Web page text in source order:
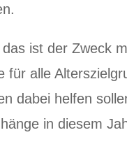
ist der Zweck
für alle
dabei helfen
in diesem